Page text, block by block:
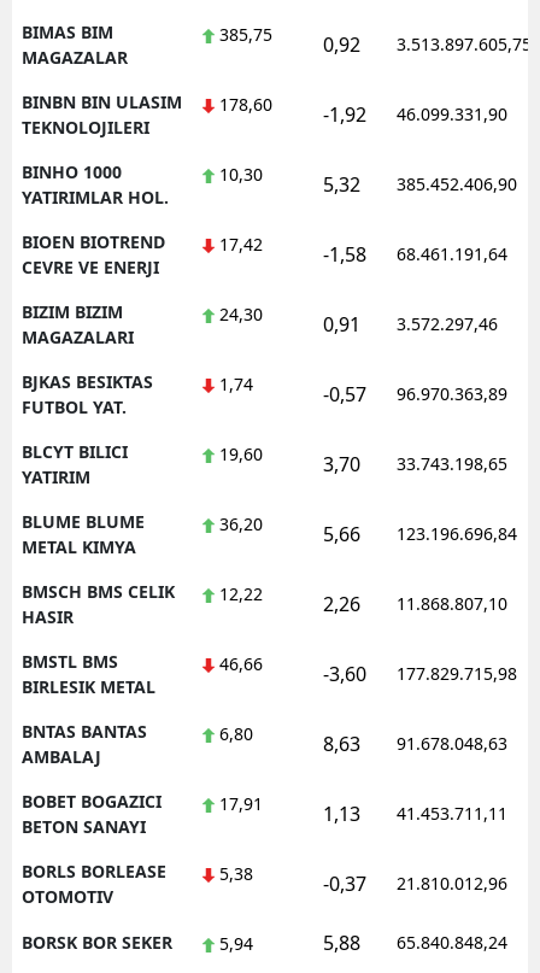
BIMAS BIM
MAGAZALAR
385,75 0,92 3.513.897.605,75
BINBN BIN ULASIM
TEKNOLOJILERI
178,60 -1,92 46.099.331,90
BINHO 1000
YATIRIMLAR HOL.
10,30 5,32 385.452.406,90
BIOEN BIOTREND
CEVRE VE ENERJI
17,42 -1,58 68.461.191,64
BIZIM BIZIM
MAGAZALARI
24,30 0,91 3.572.297,46
BJKAS BESIKTAS
FUTBOL YAT.
1,74 -0,57 96.970.363,89
BLCYT BILICI
YATIRIM
19,60 3,70 33.743.198,65
BLUME BLUME
METAL KIMYA
36,20 5,66 123.196.696,84
BMSCH BMS CELIK
HASIR
12,22 2,26 11.868.807,10
BMSTL BMS
BIRLESIK METAL
46,66 -3,60 177.829.715,98
BNTAS BANTAS
AMBALAJ
6,80 8,63 91.678.048,63
BOBET BOGAZICI
BETON SANAYI
17,91 1,13 41.453.711,11
BORLS BORLEASE
OTOMOTIV
5,38 -0,37 21.810.012,96
BORSK BOR SEKER 5,94 5,88 65.840.848,24